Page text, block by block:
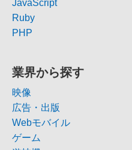
JavaScript
Ruby
PHP
業界から探す
映像
広告・出版
Webモバイル
ゲーム